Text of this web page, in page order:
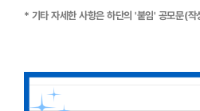
* 기타 자세한 사항은 하단의 '붙임' 공모문(